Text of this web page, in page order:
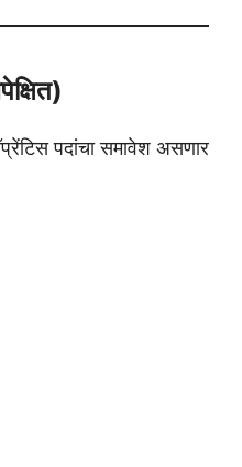
पदांचा समावेश असणार